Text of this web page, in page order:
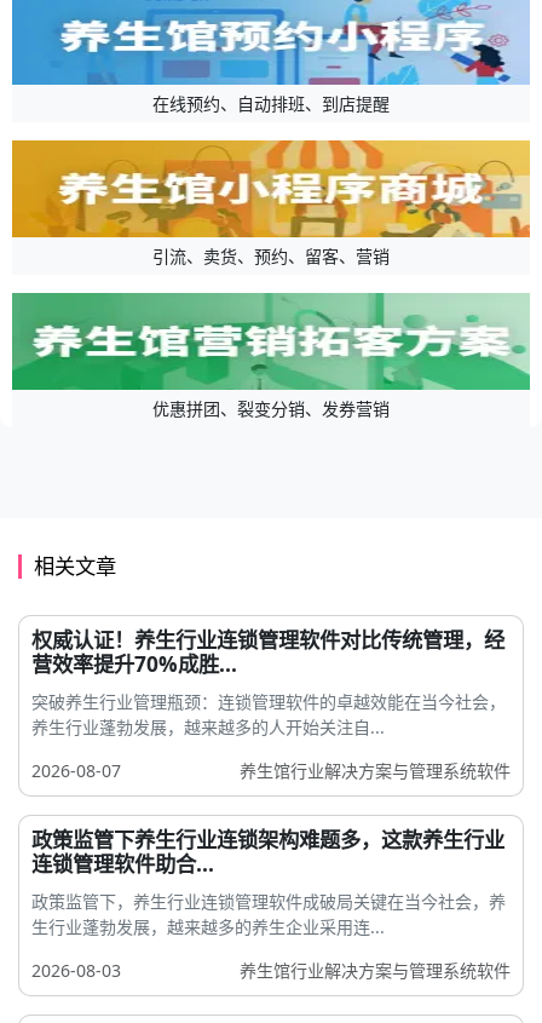
在线预约、自动排班、到店提醒
引流、卖货、预约、留客、营销
优惠拼团、裂变分销、发券营销
相关文章
权威认证！养生行业连锁管理软件对比传统管理，经
营效率提升70%成胜...
突破养生行业管理瓶颈：连锁管理软件的卓越效能在当今社会，
养生行业蓬勃发展，越来越多的人开始关注自...
2026-08-07
养生馆行业解决方案与管理系统软件
政策监管下养生行业连锁架构难题多，这款养生行业
连锁管理软件助合...
政策监管下，养生行业连锁管理软件成破局关键在当今社会，养
生行业蓬勃发展，越来越多的养生企业采用连...
2026-08-03
养生馆行业解决方案与管理系统软件